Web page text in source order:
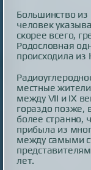
Большинство
человек
скорее всего,
Родословная
происходила
местные
между VII и IX
гораздо позже,
более странно,
прибыла из
между самыми
лет.